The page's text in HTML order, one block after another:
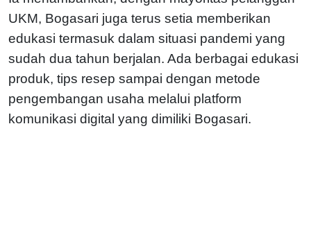
UKM, Bogasari juga terus setia memberikan
edukasi termasuk dalam situasi pandemi yang
sudah dua tahun berjalan. Ada berbagai edukasi
produk, tips resep sampai dengan metode
pengembangan usaha melalui platform
komunikasi digital yang dimiliki Bogasari.